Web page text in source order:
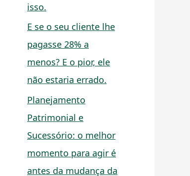
isso.
E se o seu cliente lhe
pagasse 28% a
menos? E o pior, ele
não estaria errado.
Planejamento
Patrimonial e
Sucessório: o melhor
momento para agir é
antes da mudança da